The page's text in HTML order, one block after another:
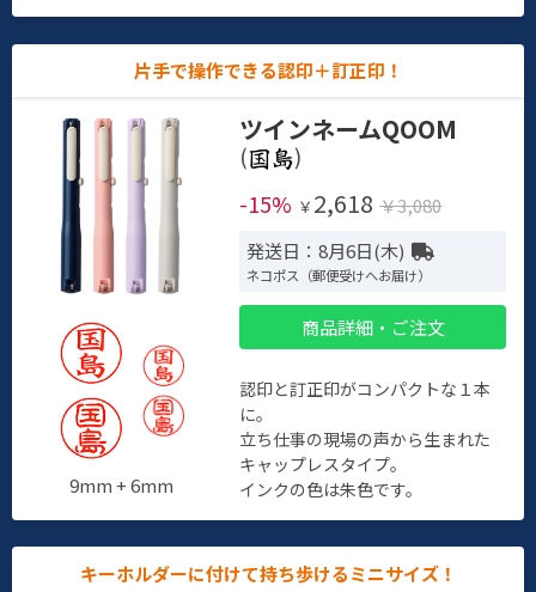
片手で操作できる認印＋訂正印！
9mm + 6mm
ツインネームQOOM
(
)
-15% ￥ 2,618 ￥3,080
発送日：8月6日(木)
ネコポス（郵便受けへお届け）
商品詳細・ご注文
認印と訂正印がコンパクトな１本
に。
立ち仕事の現場の声から生まれた
キャップレスタイプ。
インクの色は朱色です。
キーホルダーに付けて持ち歩けるミニサイズ！